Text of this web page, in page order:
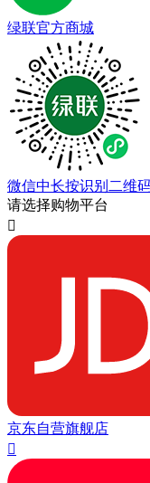
绿联官方商城
微信中长按识别二维
请选择购物平台

京东自营旗舰店
